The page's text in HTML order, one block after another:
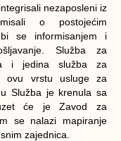
nezaposleni iz
o postojećim
se informisanjem i
Služba za
i jedina služba za
ovu vrstu usluge za
Služba je krenula sa
će je Zavod za
se nalazi mapiranje
zajednica.